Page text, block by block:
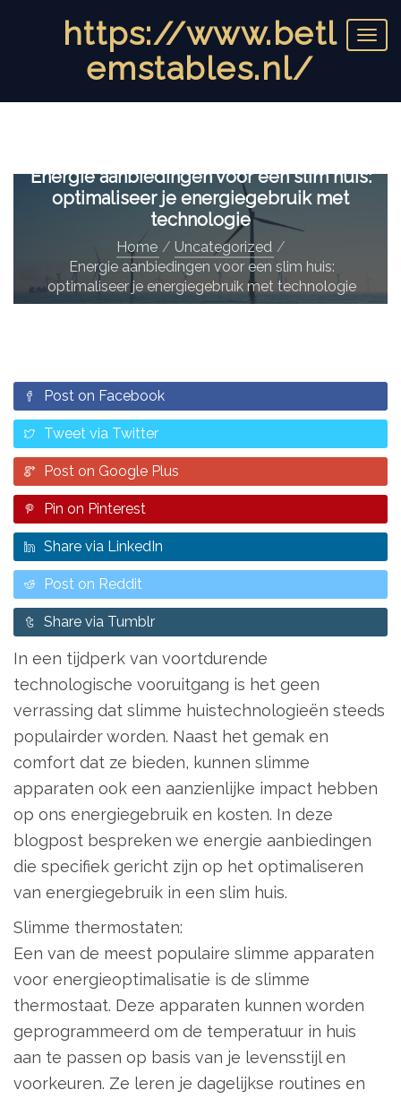
T
o
v
n
https://www.betl
emstables.nl/
Energie aanbiedingen voor een slim huis:
optimaliseer je energiegebruik met
technologie
Home
Uncategorized
Energie aanbiedingen voor een slim huis:
optimaliseer je energiegebruik met technologie
Post on Facebook
Tweet via Twitter
Post on Google Plus
Pin on Pinterest
Share via LinkedIn
Post on Reddit
Share via Tumblr
In een tijdperk van voortdurende
technologische vooruitgang is het geen
verrassing dat slimme huistechnologieën steeds
populairder worden. Naast het gemak en
comfort dat ze bieden, kunnen slimme
apparaten ook een aanzienlijke impact hebben
op ons energiegebruik en kosten. In deze
blogpost bespreken we energie aanbiedingen
die specifiek gericht zijn op het optimaliseren
van energiegebruik in een slim huis.
Slimme thermostaten:
Een van de meest populaire slimme apparaten
voor energieoptimalisatie is de slimme
thermostaat. Deze apparaten kunnen worden
geprogrammeerd om de temperatuur in huis
aan te passen op basis van je levensstijl en
voorkeuren. Ze leren je dagelijkse routines en